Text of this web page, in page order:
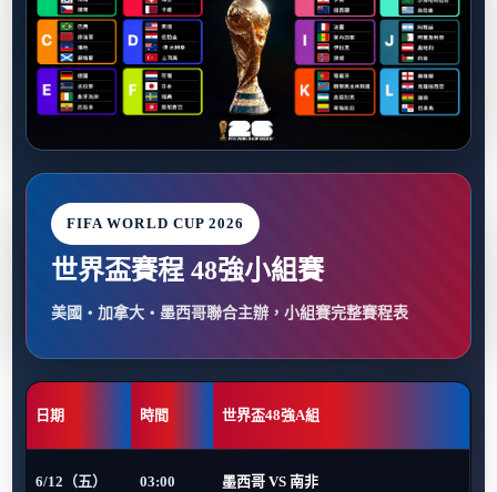
FIFA WORLD CUP 2026
世界盃賽程 48強小組賽
美國・加拿大・墨西哥聯合主辦，小組賽完整賽程表
日期 時間 世界盃48強A組
6/12（五） 03:00 墨西哥 VS 南非